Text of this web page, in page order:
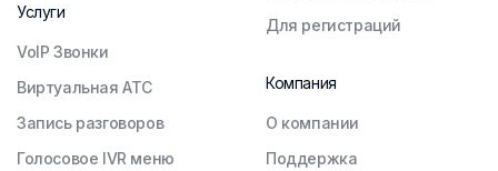
Услуги
VoIP Звонки
Виртуальная АТС
Запись разговоров
Голосовое IVR меню
Для регистраций
Компания
О компании
Поддержка